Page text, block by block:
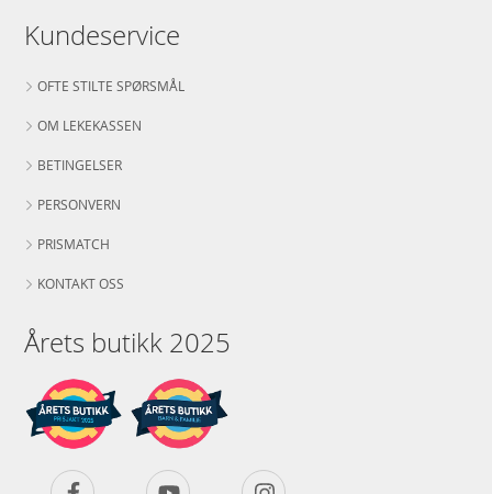
Kundeservice
OFTE STILTE SPØRSMÅL
OM LEKEKASSEN
BETINGELSER
PERSONVERN
PRISMATCH
KONTAKT OSS
Årets butikk 2025